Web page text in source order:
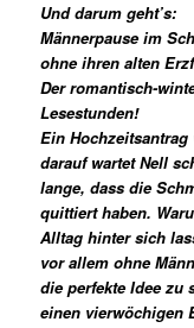
Und darum geht’s:
Männerpause im
ohne ihren alten
Der romantisch-
Lesestunden!
Ein
darauf wartet Nell
lange, dass die
quittiert haben.
Alltag hinter sich
vor allem ohne
die perfekte Idee zu
einen vierwöchigen